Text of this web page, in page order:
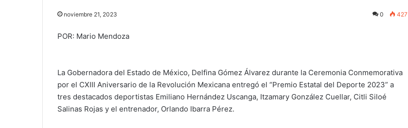
noviembre 21, 2023 0 427
POR: Mario Mendoza
La Gobernadora del Estado de México, Delfina Gómez Álvarez durante la Ceremonia Conmemorativa
por el CXIII Aniversario de la Revolución Mexicana entregó el “Premio Estatal del Deporte 2023” a
tres destacados deportistas Emiliano Hernández Uscanga, Itzamary González Cuellar, Citli Siloé
Salinas Rojas y el entrenador, Orlando Ibarra Pérez.